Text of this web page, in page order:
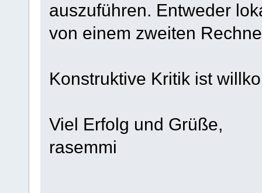
auszuführen. Entweder
von einem zweiten
Konstruktive Kritik ist
Viel Erfolg und Grüße,
rasemmi